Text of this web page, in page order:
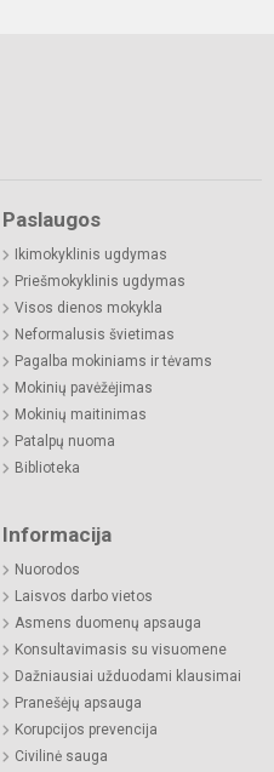
Paslaugos
Ikimokyklinis ugdymas
Priešmokyklinis ugdymas
Visos dienos mokykla
Neformalusis švietimas
Pagalba mokiniams ir tėvams
Mokinių pavėžėjimas
Mokinių maitinimas
Patalpų nuoma
Biblioteka
Informacija
Nuorodos
Laisvos darbo vietos
Asmens duomenų apsauga
Konsultavimasis su visuomene
Dažniausiai užduodami klausimai
Pranešėjų apsauga
Korupcijos prevencija
Civilinė sauga